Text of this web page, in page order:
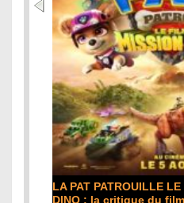
LA PAT PATROUILLE
DINO : la critique du film